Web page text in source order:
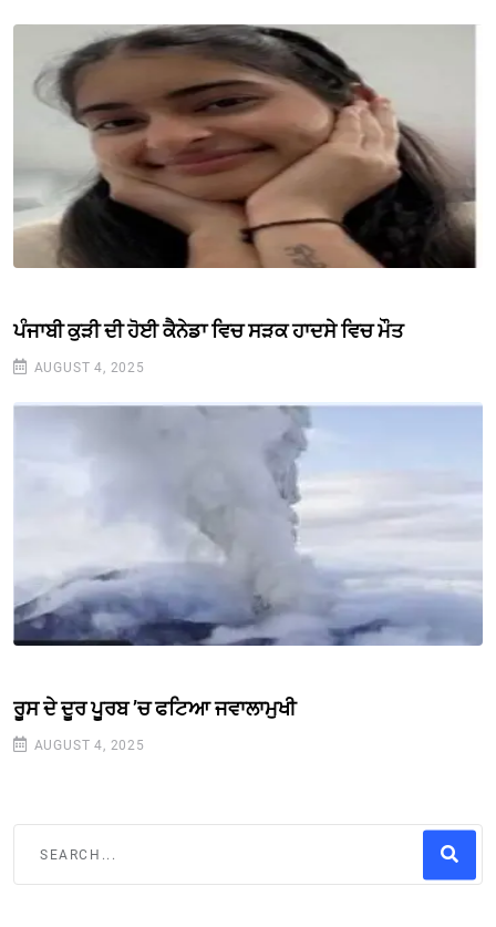
ਪੰਜਾਬੀ ਕੁੜੀ ਦੀ ਹੋਈ ਕੈਨੇਡਾ ਵਿਚ ਸੜਕ ਹਾਦਸੇ ਵਿਚ ਮੌਤ
AUGUST 4, 2025
ਰੂਸ ਦੇ ਦੂਰ ਪੂਰਬ ’ਚ ਫਟਿਆ ਜਵਾਲਾਮੁਖੀ
AUGUST 4, 2025